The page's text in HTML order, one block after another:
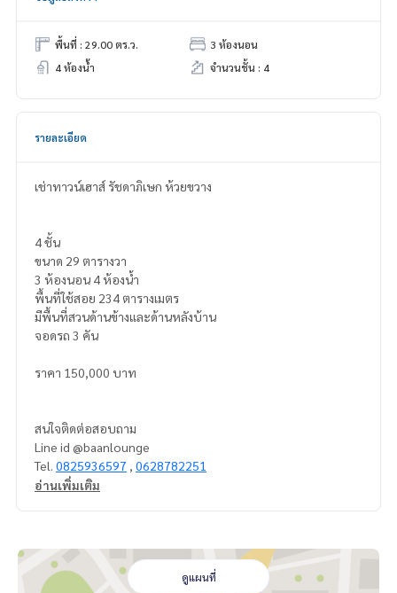
พื้นที่ : 29.00 ตร.ว.
3 ห้องนอน
4 ห้องน้ำ
จำนวนชั้น : 4
รายละเอียด
เช่าทาวน์เฮาส์ รัชดาภิเษก ห้วยขวาง
4 ชั้น
ขนาด 29 ตารางวา
3 ห้องนอน 4 ห้องน้ำ
พื้นที่ใช้สอย 234 ตารางเมตร
มีพื้นที่สวนด้านข้างและด้านหลังบ้าน
จอดรถ 3 คัน
ราคา 150,000 บาท
สนใจติดต่อสอบถาม
Line id @baanlounge
Tel. 0825936597
0628782251
อ่านเพิ่มเติม
ดูแผนที่